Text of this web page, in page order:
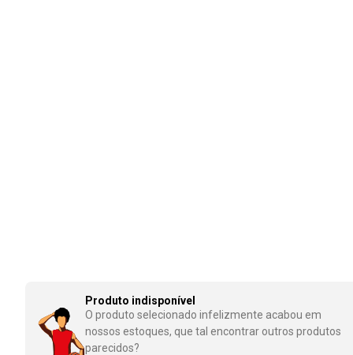
Produto indisponível
O produto selecionado infelizmente acabou em
nossos estoques, que tal encontrar outros produtos
parecidos?